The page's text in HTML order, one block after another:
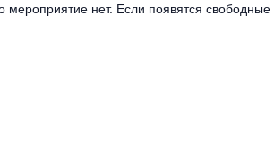
мероприятие нет. Если появятся